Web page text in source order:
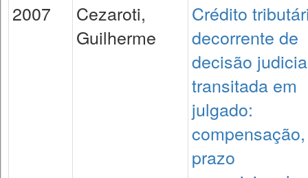
2007
Cezaroti,
Guilherme
Crédito
decorrente de
decisão
transitada em
julgado:
compensação,
prazo